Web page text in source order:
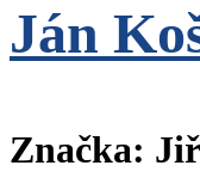
Ján
Značka: